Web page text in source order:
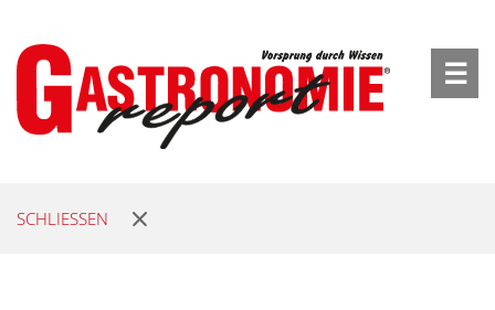
☰
SCHLIESSEN